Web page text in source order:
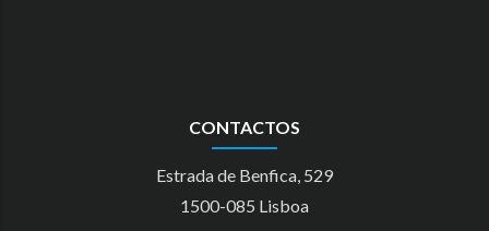
CONTACTOS
Estrada de Benfica, 529
1500-085 Lisboa